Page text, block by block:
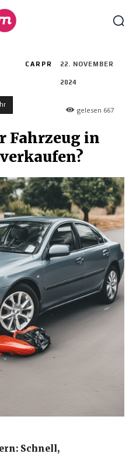
CARPR 22. NOVEMBER
2024
gelesen 667
Fahrzeug in
Schnell,